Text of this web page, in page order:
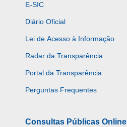
E-SIC
Diário Oficial
Lei de Acesso à Informação
Radar da Transparência
Portal da Transparência
Perguntas Frequentes
Consultas Públicas Online